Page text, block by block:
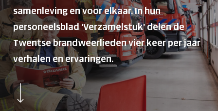
samenleving en voor elkaar. In hun
personeelsblad ‘Verzamelstuk’ delen de
Twentse brandweerlieden vier keer per jaar
verhalen en ervaringen.